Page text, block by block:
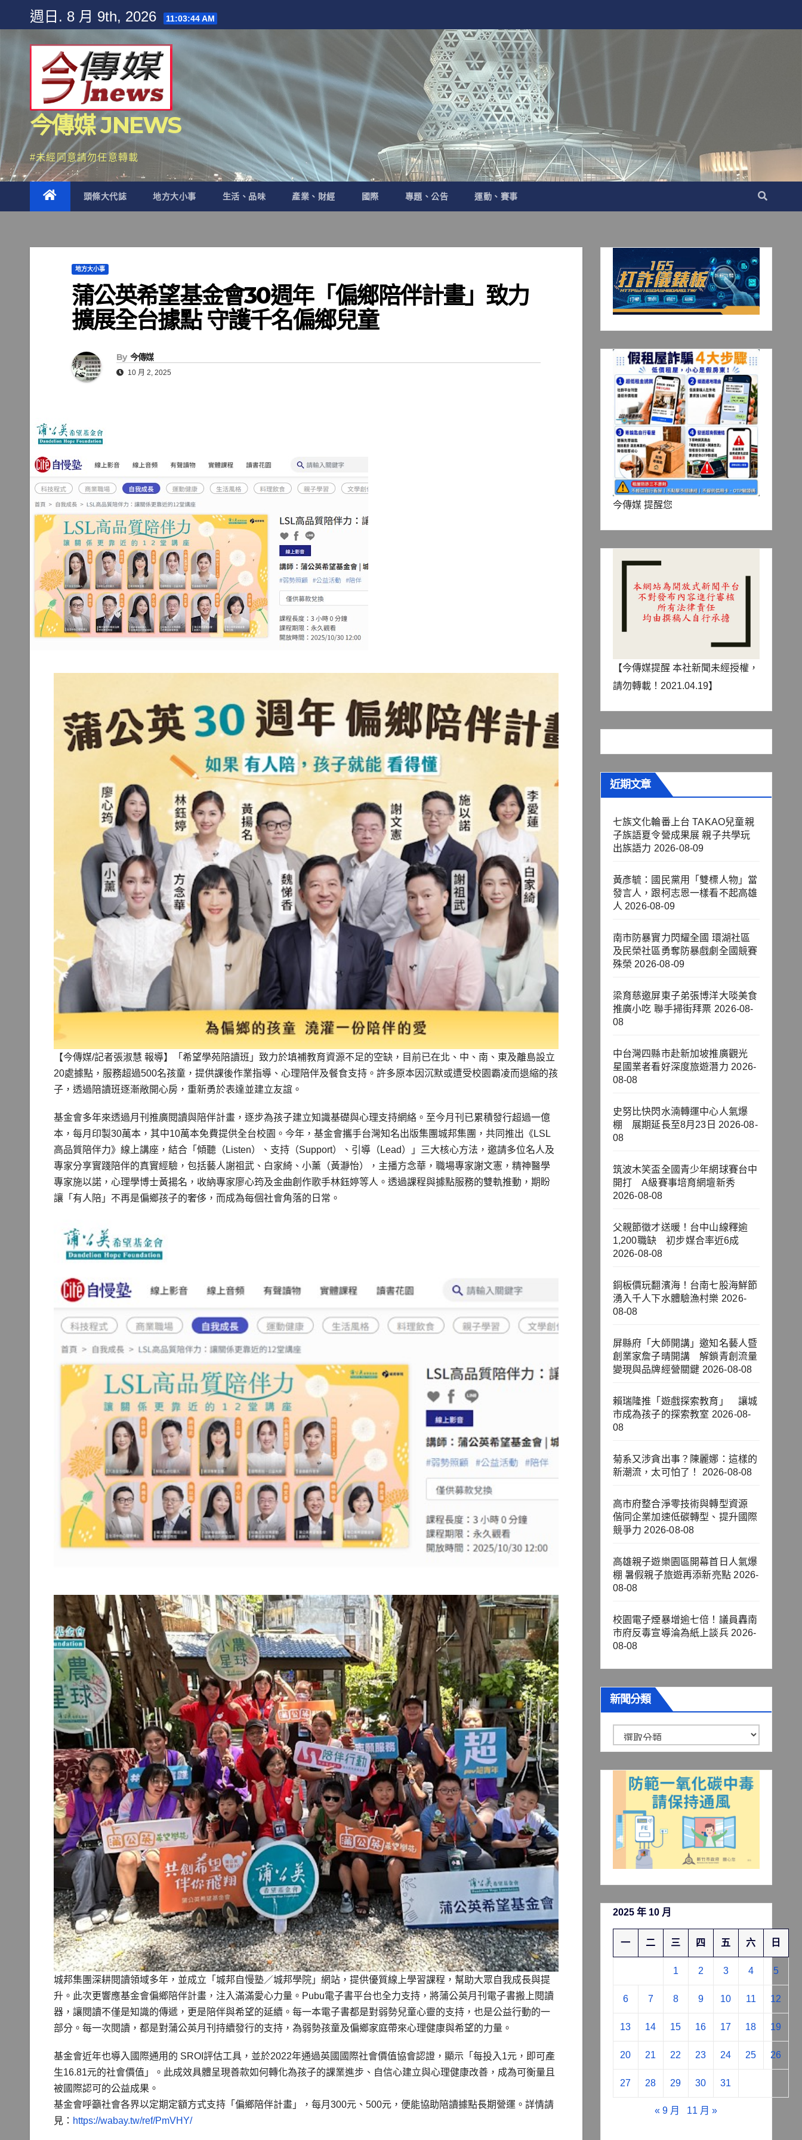
content
週日. 8 月 9th, 2026 11:03:46 AM
今傳媒 JNEWS
#未經同意請勿任意轉載
頭條大代誌 地方大小事 生活、品味 產業、財經 國際 專題、公告 運動、賽事
地方大小事
蒲公英希望基金會30週年「偏鄉陪伴計畫」致力
擴展全台據點 守護千名偏鄉兒童
By 今傳媒
10 月 2, 2025
【今傳媒/記者張淑慧 報導】「希望學苑陪讀班」致力於填補教育資源不足的空缺，目前已在北、中、南、東及離島設立
20處據點，服務超過500名孩童，提供課後作業指導、心理陪伴及餐食支持。許多原本因沉默或遭受校園霸凌而退縮的孩
子，透過陪讀班逐漸敞開心房，重新勇於表達並建立友誼。
基金會多年來透過月刊推廣閱讀與陪伴計畫，逐步為孩子建立知識基礎與心理支持網絡。至今月刊已累積發行超過一億
本，每月印製30萬本，其中10萬本免費提供全台校園。今年，基金會攜手台灣知名出版集團城邦集團，共同推出《LSL
高品質陪伴力》線上講座，結合「傾聽（Listen）、支持（Support）、引導（Lead）」三大核心方法，邀請多位名人及
專家分享實踐陪伴的真實經驗，包括藝人謝祖武、白家綺、小薰（黃瀞怡），主播方念華，職場專家謝文憲，精神醫學
專家施以諾，心理學博士黃揚名，收納專家廖心筠及金曲創作歌手林鈺婷等人。透過課程與據點服務的雙軌推動，期盼
讓「有人陪」不再是偏鄉孩子的奢侈，而成為每個社會角落的日常。
城邦集團深耕閱讀領域多年，並成立「城邦自慢塾／城邦學院」網站，提供優質線上學習課程，幫助大眾自我成長與提
升。此次更響應基金會偏鄉陪伴計畫，注入滿滿愛心力量。Pubu電子書平台也全力支持，將蒲公英月刊電子書搬上閱讀
器，讓閱讀不僅是知識的傳遞，更是陪伴與希望的延續。每一本電子書都是對弱勢兒童心靈的支持，也是公益行動的一
部分。每一次閱讀，都是對蒲公英月刊持續發行的支持，為弱勢孩童及偏鄉家庭帶來心理健康與希望的力量。
基金會近年也導入國際通用的 SROI評估工具，並於2022年通過英國國際社會價值協會認證，顯示「每投入1元，即可產
生16.81元的社會價值」。此成效具體呈現善款如何轉化為孩子的課業進步、自信心建立與心理健康改善，成為可衡量且
被國際認可的公益成果。
基金會呼籲社會各界以定期定額方式支持「偏鄉陪伴計畫」，每月300元、500元，便能協助陪讀據點長期營運。詳情請
見： https://wabay.tw/ref/PmVHY/
今傳媒 提醒您
【今傳媒提醒 本社新聞未經授權，
請勿轉載！2021.04.19】
近期文章
七族文化輪番上台 TAKAO兒童親
子族語夏令營成果展 親子共學玩
出族語力 2026-08-09
黃彥毓：國民黨用「雙標人物」當
發言人，跟柯志恩一樣看不起高雄
人 2026-08-09
南市防暴實力閃耀全國 環湖社區
及民榮社區勇奪防暴戲劇全國競賽
殊榮 2026-08-09
梁育慈邀屏東子弟張博洋大啖美食
推廣小吃 聯手掃街拜票 2026-08-
08
中台灣四縣市赴新加坡推廣觀光
星國業者看好深度旅遊潛力 2026-
08-08
史努比快閃水湳轉運中心人氣爆
棚 展期延長至8月23日 2026-08-
08
筑波木笑盃全國青少年網球賽台中
開打 A級賽事培育網壇新秀
2026-08-08
父親節徵才送暖！台中山線釋逾
1,200職缺 初步媒合率近6成
2026-08-08
銅板價玩翻濱海！台南七股海鮮節
湧入千人下水體驗漁村樂 2026-
08-08
屏縣府「大師開講」邀知名藝人暨
創業家詹子晴開講 解鎖青創流量
變現與品牌經營關鍵 2026-08-08
賴瑞隆推「遊戲探索教育」 讓城
市成為孩子的探索教室 2026-08-
08
菊系又涉貪出事？陳麗娜：這樣的
新潮流，太可怕了！
2026-08-08
高市府整合淨零技術與轉型資源
偕同企業加速低碳轉型、提升國際
競爭力 2026-08-08
高雄親子遊樂園區開幕首日人氣爆
棚 暑假親子旅遊再添新亮點 2026-
08-08
校園電子煙暴增逾七倍！議員轟南
市府反毒宣導淪為紙上談兵 2026-
08-08
新聞分類
聞
分
2025 年 10 月
一 二 三 四 五 六 日
1 2 3 4 5
6 7 8 9 10 11 12
13 14 15 16 17 18 19
20 21 22 23 24 25 26
27 28 29 30 31
« 9 月 11 月 »